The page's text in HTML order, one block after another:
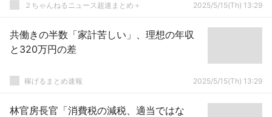
２ちゃんねるニュース超速まとめ＋ 2025/5/15(Th) 13:29
共働きの半数「家計苦しい」、理想の年収
と320万円の差
稼げるまとめ速報 2025/5/15(Th) 13:29
林官房長官「消費税の減税、適当ではな